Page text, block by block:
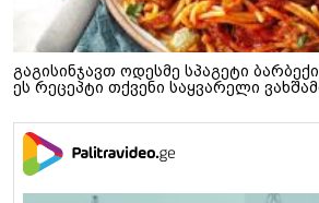
გაგისინჯავთ ოდესმე სპაგეტი
ეს რეცეპტი თქვენი საყვარელი